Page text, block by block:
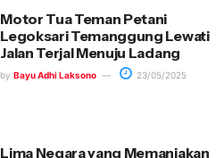
Motor Tua Teman Petani
Legoksari Temanggung Lewati
Jalan Terjal Menuju Ladang
by Bayu Adhi Laksono 23/05/2025
Lima Negara yang Memanjakan